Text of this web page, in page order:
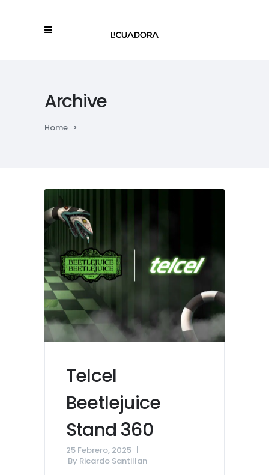
Archive
Home >
Telcel
Beetlejuice
Stand 360
25 Febrero, 2025
By Ricardo Santillan